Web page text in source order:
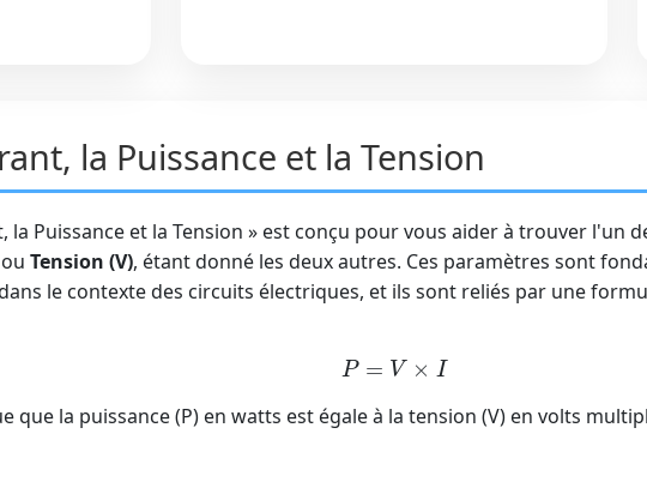
la Puissance et la Tension
la Puissance et la Tension » est conçu pour vous aider à trouver l'un
ou Tension (V), étant donné les deux autres. Ces paramètres sont
le contexte des circuits électriques, et ils sont reliés par une
P= V×I
que la puissance (P) en watts est égale à la tension (V) en volts